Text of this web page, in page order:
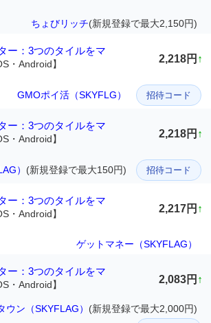
ちょびリッチ(新規登録で最大2,150円)
ー：3つのタイルをマ
・Android】 2,218円 ↑
GMOポイ活（SKYFLG） 招待コード
ー：3つのタイルをマ
・Android】 2,218円 ↑
） (新規登録で最大150円) 招待コード
ー：3つのタイルをマ
・Android】 2,217円 ↑
ゲットマネー（SKYFLAG）
ー：3つのタイルをマ
・Android】 2,083円 ↑
ウン（SKYFLAG） (新規登録で最大2,000円)